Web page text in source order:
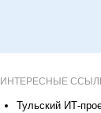
ИНТЕРЕСНЫЕ
Тульский ИТ-